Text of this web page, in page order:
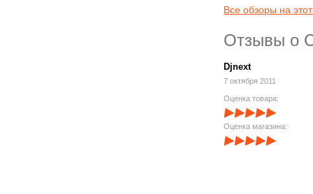
Все обзоры на
Отзывы о
Djnext
7 октября 2011
Оценка товара:
Оценка магазина: